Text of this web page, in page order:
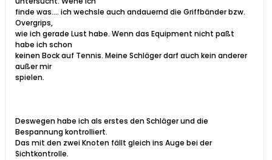
finde was.... ich wechsle auch andauernd die Griffbänder bzw.
Overgrips,
wie ich gerade Lust habe. Wenn das Equipment nicht paßt
habe ich schon
keinen Bock auf Tennis. Meine Schläger darf auch kein anderer
außer mir
spielen.
Deswegen habe ich als erstes den Schläger und die
Bespannung kontrolliert.
Das mit den zwei Knoten fällt gleich ins Auge bei der
Sichtkontrolle.